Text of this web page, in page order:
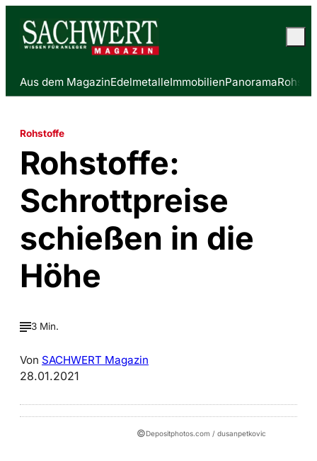
Aus dem MagazinEdelmetalleImmobilienPanorama
Rohstoffe
Rohstoffe:
Schrottpreise
schießen in die
Höhe
3 Min.
Von SACHWERT Magazin
28.01.2021
©Depositphotos.com / dusanpetkovic